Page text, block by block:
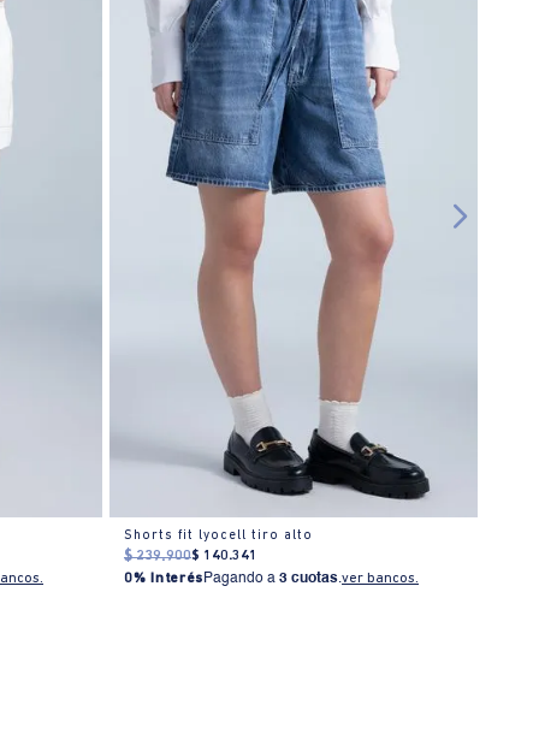
Shorts fit lyocell tiro alto
$ 239.900$ 140.341
0% Interés Pagando a3 cuotas.ver bancos.